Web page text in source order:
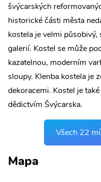
švýcarských
historické části města
kostela je velmi
galerií. Kostel se může
kazatelnou, moderním
sloupy. Klenba kostela je
dekoracemi. Kostel je
dědictvím Švýcarska.
Všech 22
Mapa